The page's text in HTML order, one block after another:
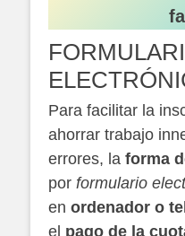
Para facilitar la
ahorrar trabajo
errores, la forma
por formulario
en ordenador o
el pago de la